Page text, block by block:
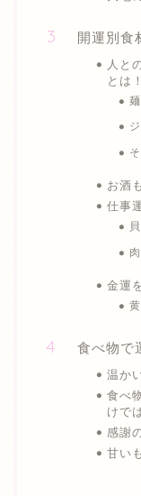
開運別食
人と
とは！
お酒
仕事
金運
食べ物で
温か
食べ
けで
感謝
甘い